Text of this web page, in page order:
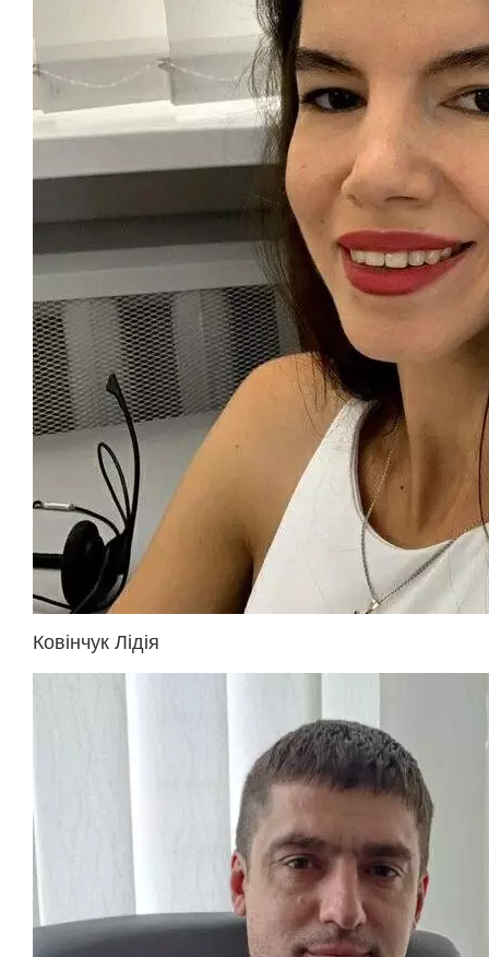
Ковінчук Лідія